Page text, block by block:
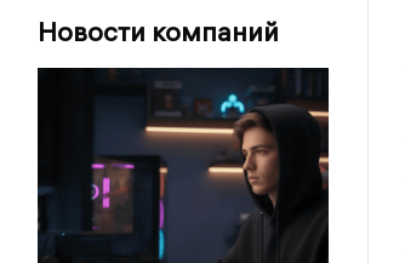
Новости компаний